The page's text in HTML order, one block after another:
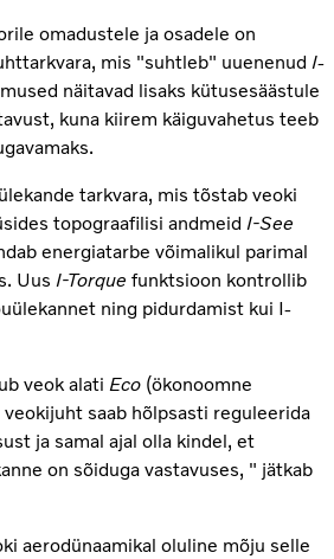
omadustele ja osadele on
mis "suhtleb" uuenenud I-
näitavad lisaks kütusesäästule
kuna kiirem käiguvahetus teeb
tarkvara, mis tõstab veoki
topograafilisi andmeid I-See
energiatarbe võimalikul parimal
Uus I-Torque funktsioon kontrollib
ning pidurdamist kui I-
veok alati Eco (ökonoomne
saab hõlpsasti reguleerida
ja samal ajal olla kindel, et
on sõiduga vastavuses, " jätkab
aerodünaamikal oluline mõju selle